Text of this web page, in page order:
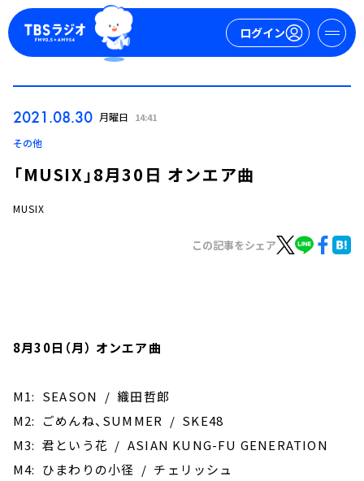
ログイン
TBS Podcast
イベント・グッズ
YouTube
会社情報
2021.08.30 月曜日 14:41
その他
「MUSIX」8月30日 オンエア曲
MUSIX
この記事をシェア
8月30日（月） オンエア曲
M1: SEASON / 織田哲郎
M2: ごめんね、SUMMER / SKE48
M3: 君という花 / ASIAN KUNG-FU GENERATION
M4: ひまわりの小径 / チェリッシュ